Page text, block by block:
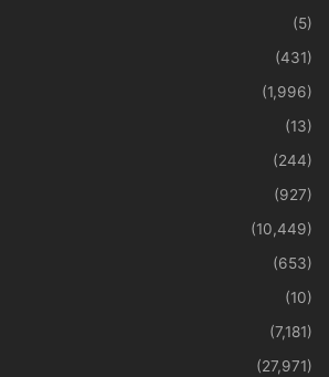
(5)
(431)
(1,996)
(13)
(244)
(927)
(10,449)
(653)
(10)
(7,181)
(27,971)